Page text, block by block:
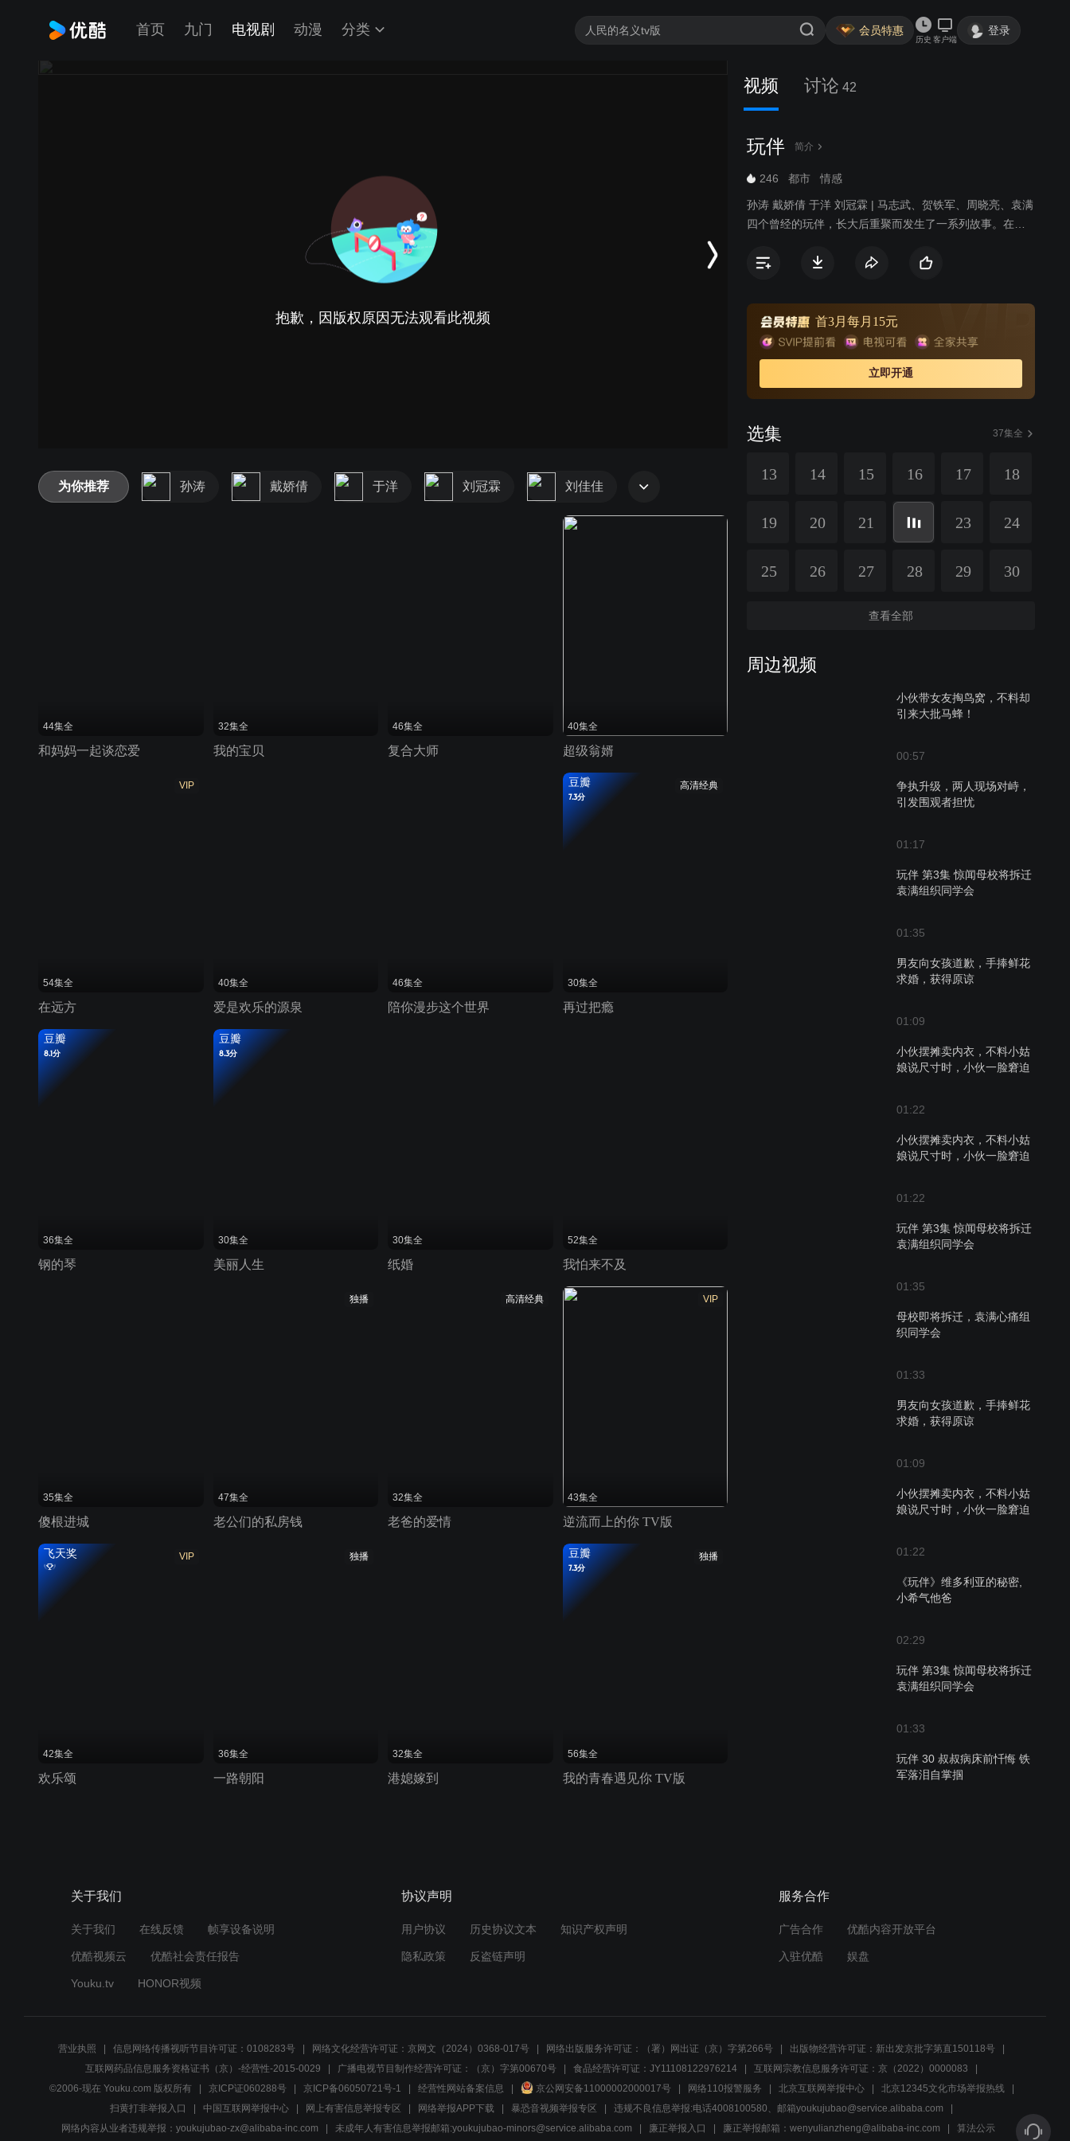
首页 九门 电视剧 动漫 分类 会员特惠
历史 客户端
登录
抱歉，因版权原因无法观看此视频
视频 讨论 42
玩伴 简介
246 都市 情感
孙涛 戴娇倩 于洋 刘冠霖 | 马志武、贺铁军、周晓亮、袁满
四个曾经的玩伴，长大后重聚而发生了一系列故事。在同
归精英周晓亮、整形医生袁满再次重逢聚首，还邂逅了从
起了玩笑。一次偶然的乐于助人事件不仅让他丢了导游工
作，还被社会舆论推到风口浪尖，成了人人喊打的“变态导
游男”，而这一切竟是自己的好兄弟一手策划。
首3月每月15元
立即开通
选集 37集全
13 14 15 16 17 18
19 20 21 23 24
25 26 27 28 29 30
查看全部
周边视频
小伙带女友掏鸟窝，不料却
引来大批马蜂！
00:57
争执升级，两人现场对峙，
引发围观者担忧
01:17
玩伴 第3集 惊闻母校将拆迁
袁满组织同学会
01:35
男友向女孩道歉，手捧鲜花
求婚，获得原谅
01:09
小伙摆摊卖内衣，不料小姑
娘说尺寸时，小伙一脸窘迫
01:22
小伙摆摊卖内衣，不料小姑
娘说尺寸时，小伙一脸窘迫
01:22
玩伴 第3集 惊闻母校将拆迁
袁满组织同学会
01:35
母校即将拆迁，袁满心痛组
织同学会
01:33
男友向女孩道歉，手捧鲜花
求婚，获得原谅
01:09
小伙摆摊卖内衣，不料小姑
娘说尺寸时，小伙一脸窘迫
01:22
《玩伴》维多利亚的秘密,
小希气他爸
02:29
玩伴 第3集 惊闻母校将拆迁
袁满组织同学会
01:33
玩伴 30 叔叔病床前忏悔 铁
军落泪自掌掴
小伙摆摊卖内衣，不料小姑
02:29
玩伴 第3集 惊闻母校将拆迁
袁满组织同学会
为你推荐 孙涛 戴娇倩 于洋 刘冠霖 刘佳佳
44集全
和妈妈一起谈恋爱
32集全
我的宝贝
46集全
复合大师
40集全
超级翁婿
VIP
54集全
在远方
40集全
爱是欢乐的源泉
46集全
陪你漫步这个世界
高清经典
豆瓣
7.3分
30集全
再过把瘾
豆瓣
8.1分
36集全
钢的琴
豆瓣
8.3分
30集全
美丽人生
30集全
纸婚
52集全
我怕来不及
35集全
傻根进城
独播
47集全
老公们的私房钱
高清经典
32集全
老爸的爱情
VIP
43集全
逆流而上的你 TV版
VIP
飞天奖
42集全
欢乐颂
独播
36集全
一路朝阳
32集全
港媳嫁到
独播
豆瓣
7.3分
56集全
我的青春遇见你 TV版
关于我们
关于我们 在线反馈 帧享设备说明
优酷视频云 优酷社会责任报告
Youku.tv HONOR视频
协议声明
用户协议 历史协议文本 知识产权声明
隐私政策 反盗链声明
服务合作
广告合作 优酷内容开放平台
入驻优酷 娱盘
营业执照 信息网络传播视听节目许可证：0108283号 网络文化经营许可证：京网文（2024）0368-017号 网络出版服务许可证：（署）网出证（京）字第266号
出版物经营许可证：新出发京批字第直150118号
互联网药品信息服务资格证书（京）-经营性-2015-0029
广播电视节目制作经营许可证：（京）字第00670号 食品经营许可证：JY11108122976214
互联网宗教信息服务许可证：京（2022）0000083
©2006-现在 Youku.com 版权所有
京ICP证060288号 京ICP备06050721号-1 经营性网站备案信息 京公网安备11000002000017号 网络110报警服务 北京互联网举报中心
北京12345文化市场举报热线
扫黄打非举报入口
中国互联网举报中心 网上有害信息举报专区 网络举报APP下载 暴恐音视频举报专区
违规不良信息举报:电话4008100580、邮箱youkujubao@service.alibaba.com
网络内容从业者违规举报：youkujubao-zx@alibaba-inc.com
未成年人有害信息举报邮箱:youkujubao-minors@service.alibaba.com 廉正举报入口 廉正举报邮箱：wenyulianzheng@alibaba-inc.com 算法公示